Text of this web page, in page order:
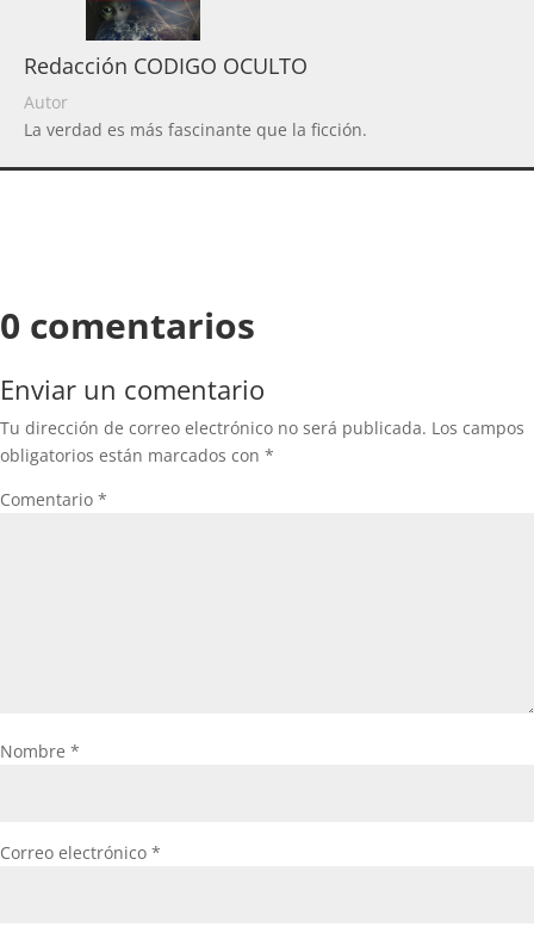
Redacción CODIGO OCULTO
Autor
La verdad es más fascinante que la ficción.
0 comentarios
Enviar un comentario
Tu dirección de correo electrónico no será publicada. Los campos
obligatorios están marcados con *
Comentario *
Nombre *
Correo electrónico *